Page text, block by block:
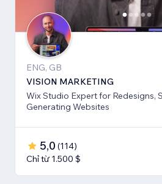
ENG, GB
VISION MARKETING
Wix Studio Expert for Redesigns,
Generating Websites
5,0 (114)
Chỉ từ 1.500 $